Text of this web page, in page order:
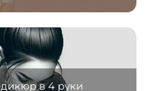
в 4 руки